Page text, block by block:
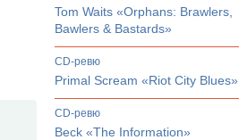
Tom Waits «Orphans: Brawlers,
Bawlers & Bastards»
CD-ревю
Primal Scream «Riot City Blues»
CD-ревю
Beck «The Information»